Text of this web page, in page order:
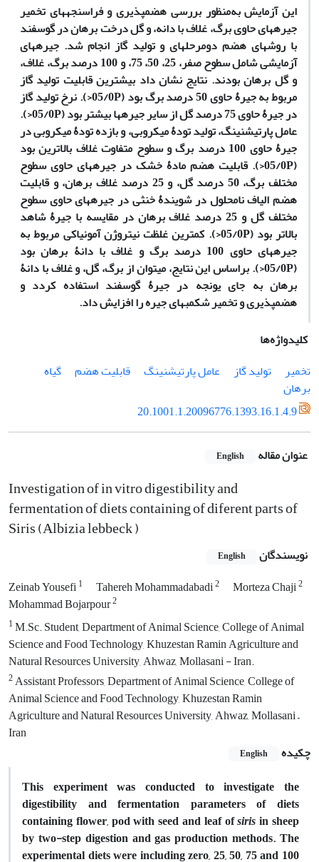
این آزمایش به‌منظور بررسی هضم‏پذیری و فراسنجه‏های تخمیر
جیره‏های حاوی برگ، غلاف با دانه، و گل درخت برهان در گوسفند
با روش‏های هضم دومرحله‏ای و تولید گاز انجام شد. جیره‏های
آزمایشی شامل سطوح صفر، 25، 50، 75، و 100 درصد برگ، غلاف،
و گل برهان بودند. نتایج نشان داد بیشترین قابلیت تولید گاز
مربوط به جیرۀ حاوی 50 درصد برگ بود (05/0P<). نرخ تولید گاز
در جیرۀ حاوی 75 درصد گل از سایر جیره‏ها بیشتر بود (05/0P<).
عامل پارتیشنینگ، تولید تودۀ میکروبی، و بازده تودۀ میکروبی در
جیرۀ حاوی 100 درصد برگ و سطوح متفاوت غلاف بالاترین بود
(05/0P<). قابلیت هضم مادۀ خشک در جیره‏های حاوی سطوح
مختلف برگ، 50 درصد گل، و 25 درصد غلاف برهان، و قابلیت
هضم الیاف نامحلول در شویندۀ خنثی در جیره‏های حاوی سطوح
مختلف گل و 25 درصد غلاف برهان در مقایسه با جیرۀ شاهد
بالاتر بود (05/0P<). کمترین غلظت نیتروژن آمونیاکی مربوط به
جیره‏های حاوی 100 درصد برگ و غلاف با دانۀ برهان بود
(05/0P<). براساس این نتایج، می‏توان از برگ، گل، و غلاف با دانۀ
برهان به جای یونجه در جیرۀ گوسفند استفاده کردد و
هضم‏پذیری و تخمیر شکمبه‏ای جیره را افزایش داد.
کلیدواژه‌ها
تخمیر
تولید گاز عامل پارتیشنینگ قابلیت هضم
گیاه
برهان
20.1001.1.20096776.1393.16.1.4.9
عنوان مقاله English
Investigation of in vitro digestibility and
fermentation of diets containing of diferent parts of
Siris (Albizia lebbeck )
نویسندگان English
Zeinab Yousefi1 Tahereh Mohammadabadi2 Morteza Chaji2
Mohammad Bojarpour2
1M.Sc. Student, Department of Animal Science, College of Animal
Science and Food Technology, Khuzestan Ramin Agriculture and
Natural Resources University, Ahwaz, Mollasani - Iran.
2Assistant Professors, Department of Animal Science, College of
Animal Science and Food Technology, Khuzestan Ramin
Agriculture and Natural Resources University, Ahwaz, Mollasani –
Iran
چکیده
English
This experiment was conducted to investigate the
digestibility and fermentation parameters of diets
containing flower, pod with seed and leaf ofsirisin sheep
by two-step digestion and gas production methods. The
experimental diets were including zero, 25, 50, 75 and 100